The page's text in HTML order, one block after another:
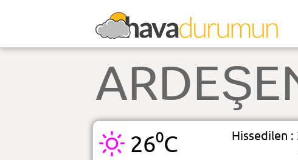
26⁰C
Hissedilen :